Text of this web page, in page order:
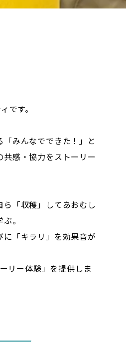
です。
みんなでできた！」と
感・協力をストーリー
「収穫」してあおむし
。
「キラリ」を効果音が
リー体験」を提供しま